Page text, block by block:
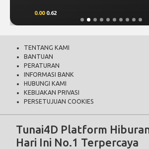
0.00 0.62
TENTANG KAMI
BANTUAN
PERATURAN
INFORMASI BANK
HUBUNGI KAMI
KEBIJAKAN PRIVASI
PERSETUJUAN COOKIES
Tunai4D Platform
Hari Ini No.1 Terpercaya